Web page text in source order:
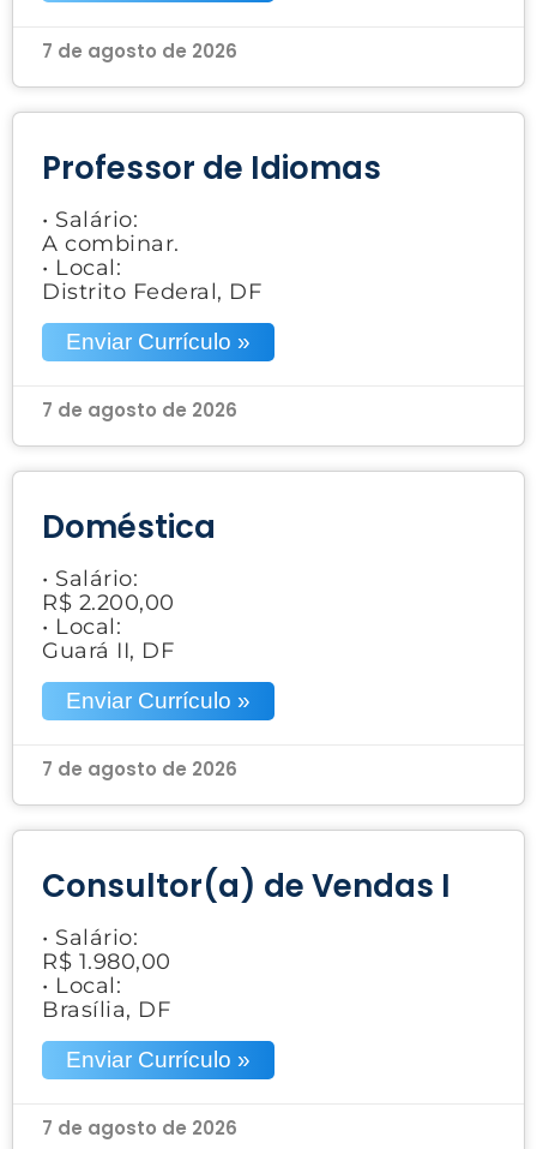
7 de agosto de 2026
Professor de Idiomas
• Salário:
A combinar.
• Local:
Distrito Federal, DF
Enviar Currículo »
7 de agosto de 2026
Doméstica
• Salário:
R$ 2.200,00
• Local:
Guará II, DF
Enviar Currículo »
7 de agosto de 2026
Consultor(a) de Vendas I
• Salário:
R$ 1.980,00
• Local:
Brasília, DF
Enviar Currículo »
7 de agosto de 2026